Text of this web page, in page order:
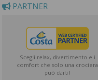
PARTNER
Scegli relax, divertimento e i
comfort che solo una crociera
può darti!